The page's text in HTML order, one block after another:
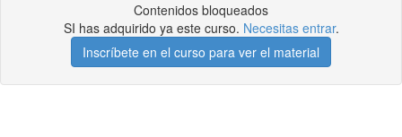
Contenidos bloqueados
SI has adquirido ya este curso. Necesitas entrar.
Inscríbete en el curso para ver el material